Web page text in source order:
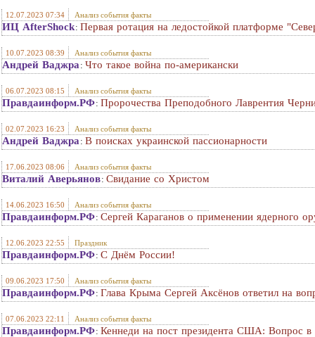
12.07.2023 07:34 Анализ события факты
ИЦ AfterShock: Первая ротация на ледостойкой платформе
10.07.2023 08:39 Анализ события факты
Андрей Ваджра : Что такое война по-американски
06.07.2023 08:15 Анализ события факты
Правдаинформ.РФ: Пророчества Преподобного Лаврентия
02.07.2023 16:23 Анализ события факты
Андрей Ваджра : В поисках украинской пассионарности
17.06.2023 08:06 Анализ события факты
Виталий Аверьянов: Свидание со Христом
14.06.2023 16:50 Анализ события факты
Правдаинформ.РФ: Сергей Караганов о применении ядерного
12.06.2023 22:55 Праздник
Правдаинформ.РФ: С Днём России!
09.06.2023 17:50 Анализ события факты
Правдаинформ.РФ: Глава Крыма Сергей Аксёнов ответил на
07.06.2023 22:11 Анализ события факты
Правдаинформ.РФ: Кеннеди на пост президента США: Вопрос